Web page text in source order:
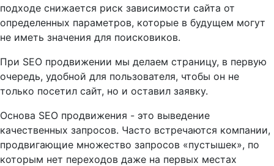
подходе снижается риск зависимости сайта от
определенных параметров, которые в будущем могут
не иметь значения для поисковиков.
При SEO продвижении мы делаем страницу, в первую
очередь, удобной для пользователя, чтобы он не
только посетил сайт, но и оставил заявку.
Основа SEO продвижения - это выведение
качественных запросов. Часто встречаются компании,
продвигающие множество запросов «пустышек», по
которым нет переходов даже на первых местах